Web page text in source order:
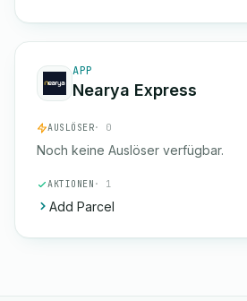
APP
Nearya Express
AUSLÖSER· 0
Noch keine Auslöser verfügbar.
AKTIONEN · 1
Add Parcel